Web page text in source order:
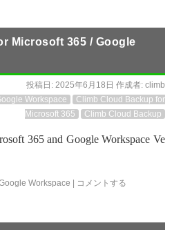
Microsoft 365 / Google
投稿日: 2025年6月18日 作成者: climb
Workspace
Climb Cloud Backup for
Microsoft 365
Climb Cloud Backup
365 and Google Workspace Ve
Workspace コメントする